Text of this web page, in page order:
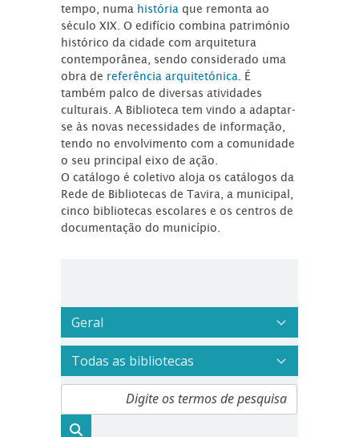
tempo, numa história que remonta ao
século XIX. O edifício combina património
histórico da cidade com arquitetura
contemporânea, sendo considerado uma
obra de referência arquitetónica . É
também palco de diversas atividades
culturais. A Biblioteca tem vindo a adaptar-
se às novas necessidades de informação,
tendo no envolvimento com a comunidade
o seu principal eixo de ação.
O catálogo é coletivo aloja os catálogos da
Rede de Bibliotecas de Tavira, a municipal,
cinco bibliotecas escolares e os centros de
documentação do município.